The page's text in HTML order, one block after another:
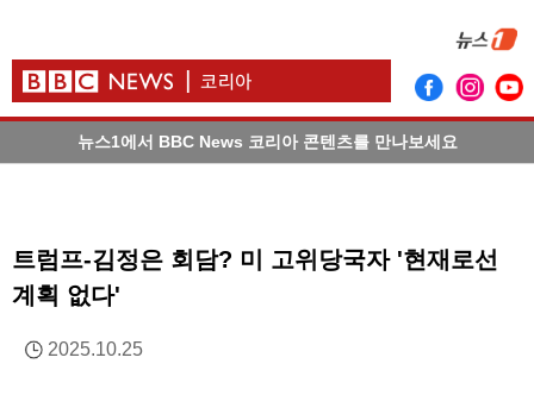
뉴스1에서 BBC News 코리아 콘텐츠를 만나보세요
트럼프-김정은 회담? 미 고위당국자 '현재로선
계획 없다'
2025.10.25